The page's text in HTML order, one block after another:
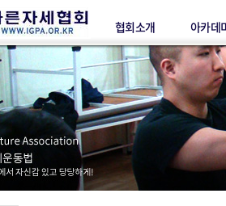
협회소개 아카데